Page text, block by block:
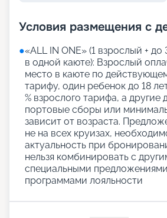
Условия размещения с
●«АLL IN ONE» (1 взрослый + до
в одной каюте): Взрослый
место в каюте по
тарифу, один ребенок до 18
% взрослого тарифа, а другие
портовые сборы или
зависит от возраста.
не на всех круизах,
актуальность при
нельзя комбинировать с
специальными
программами лояльности